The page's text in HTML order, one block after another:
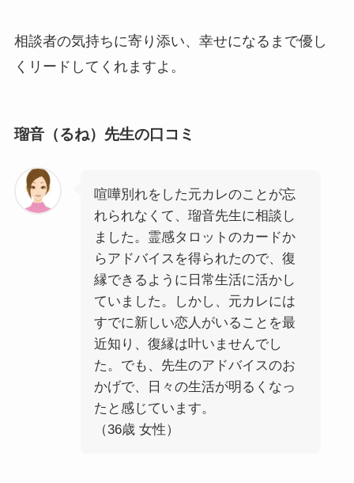
相談者の気持ちに寄り添い、幸せになるまで優し
くリードしてくれますよ。
瑠音（るね）先生の口コミ
喧嘩別れをした元カレのことが忘
れられなくて、瑠音先生に相談し
ました。霊感タロットのカードか
らアドバイスを得られたので、復
縁できるように日常生活に活かし
ていました。しかし、元カレには
すでに新しい恋人がいることを最
近知り、復縁は叶いませんでし
た。でも、先生のアドバイスのお
かげで、日々の生活が明るくなっ
たと感じています。
（36歳 女性）